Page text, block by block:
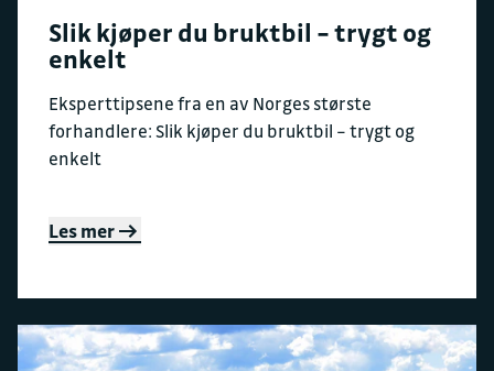
Slik kjøper du bruktbil – trygt og
enkelt
Eksperttipsene fra en av Norges største
forhandlere: Slik kjøper du bruktbil – trygt og
enkelt
Les mer